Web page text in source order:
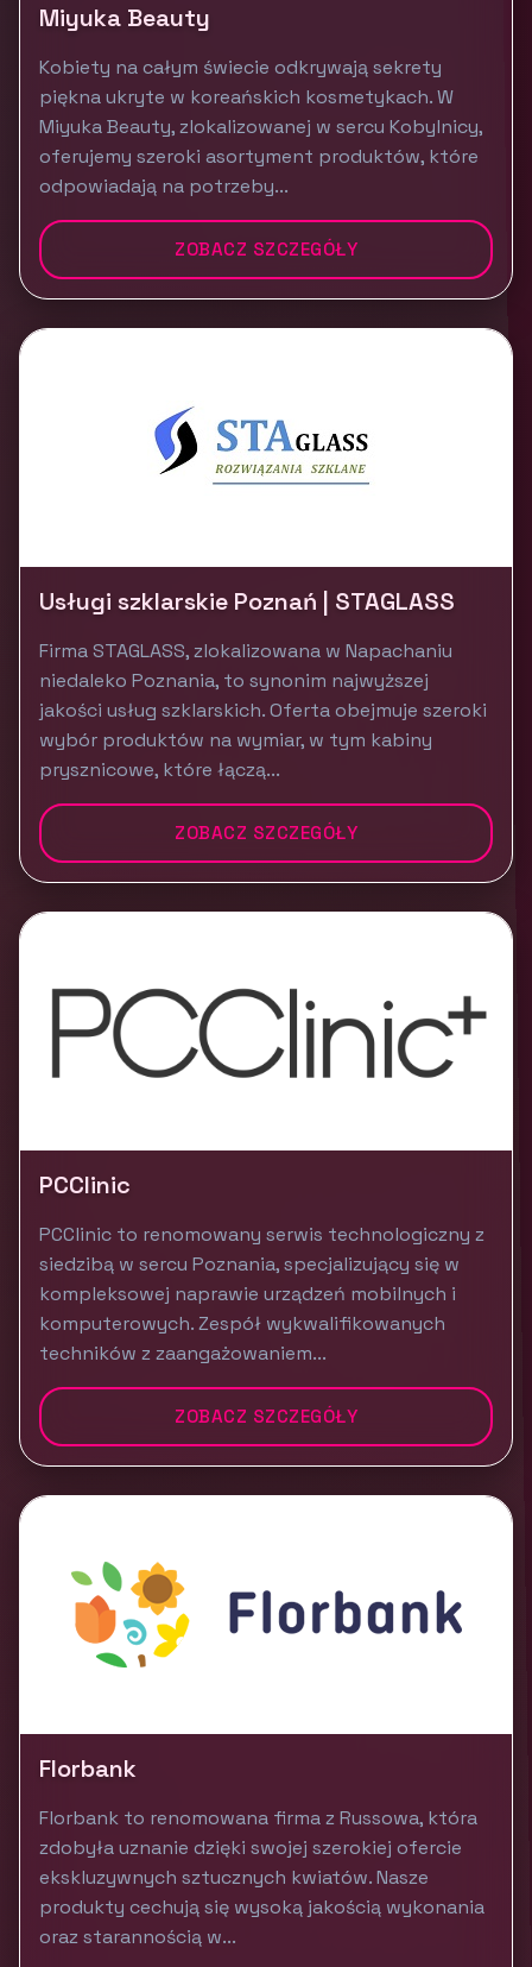
Miyuka Beauty
Kobiety na całym świecie odkrywają sekrety
piękna ukryte w koreańskich kosmetykach. W
Miyuka Beauty, zlokalizowanej w sercu Kobylnicy,
oferujemy szeroki asortyment produktów, które
odpowiadają na potrzeby...
ZOBACZ SZCZEGÓŁY
Usługi szklarskie Poznań | STAGLASS
Firma STAGLASS, zlokalizowana w Napachaniu
niedaleko Poznania, to synonim najwyższej
jakości usług szklarskich. Oferta obejmuje szeroki
wybór produktów na wymiar, w tym kabiny
prysznicowe, które łączą...
ZOBACZ SZCZEGÓŁY
PCClinic
PCClinic to renomowany serwis technologiczny z
siedzibą w sercu Poznania, specjalizujący się w
kompleksowej naprawie urządzeń mobilnych i
komputerowych. Zespół wykwalifikowanych
techników z zaangażowaniem...
ZOBACZ SZCZEGÓŁY
Florbank
Florbank to renomowana firma z Russowa, która
zdobyła uznanie dzięki swojej szerokiej ofercie
ekskluzywnych sztucznych kwiatów. Nasze
produkty cechują się wysoką jakością wykonania
oraz starannością w...